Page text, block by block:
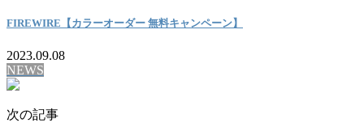
FIREWIRE【カラーオーダー 無料キャンペーン】
2023.09.08
NEWS
次の記事